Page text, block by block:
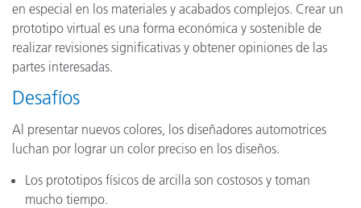
en especial en los materiales y acabados complejos. Crear un
prototipo virtual es una forma económica y sostenible de
realizar revisiones significativas y obtener opiniones de las
partes interesadas.
Desafíos
Al presentar nuevos colores, los diseñadores automotrices
luchan por lograr un color preciso en los diseños.
Los prototipos físicos de arcilla son costosos y toman
mucho tiempo.